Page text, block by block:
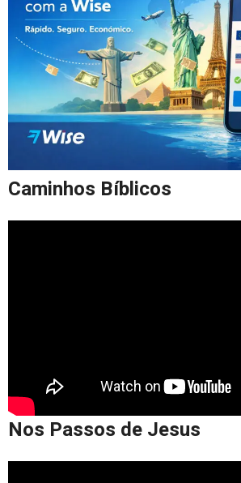
Caminhos Bíblicos
Nos Passos de Jesus